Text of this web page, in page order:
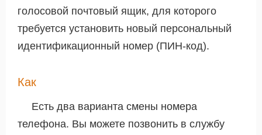
голосовой почтовый ящик, для которого
требуется установить новый персональный
идентификационный номер (ПИН-код).
Как
Есть два варианта смены номера
телефона. Вы можете позвонить в службу